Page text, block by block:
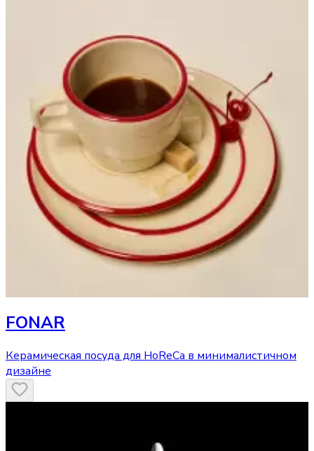
FONAR
Керамическая посуда для HoReCa в минималистичном
дизайне